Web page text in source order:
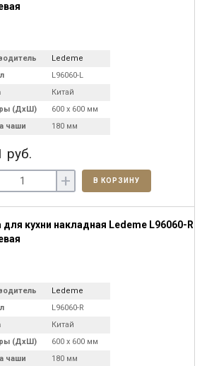
Ledeme
L96060-L
Китай
(ДхШ)
600 х 600 мм
чаши
180 мм
руб.
+ В КОРЗИНУ
для кухни накладная Ledeme L96060-R
Ledeme
L96060-R
Китай
(ДхШ)
600 х 600 мм
чаши
180 мм